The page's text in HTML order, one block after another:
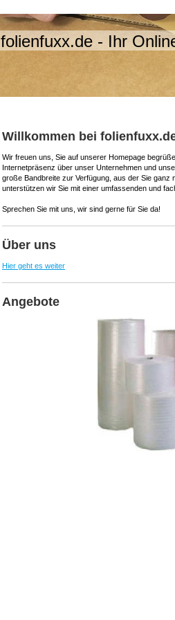
folienfuxx.de - Ihr
Willkommen bei
Wir freuen uns, Sie auf unserer Homepage
Internetpräsenz über unser Unternehmen und
große Bandbreite zur Verfügung, aus der Sie
unterstützen wir Sie mit einer umfassenden und
Sprechen Sie mit uns, wir sind gerne für Sie da!
Über uns
Hier geht es weiter
Angebote